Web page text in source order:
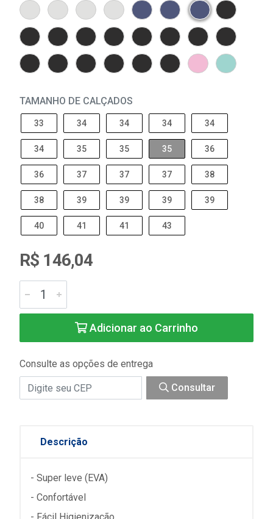
TAMANHO DE CALÇADOS
33 34 34 34 34
34 35 35 35 36
36 37 37 37 38
38 39 39 39 39
40 41 41 43
R$ 146,04
Adicionar ao Carrinho
Consulte as opções de entrega
Consultar
Descrição
- Super leve (EVA)
- Confortável